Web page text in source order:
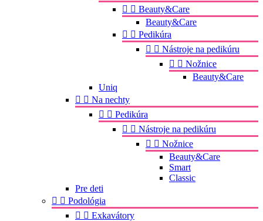
  Beauty&Care
Beauty&Care
  Pedikúra
  Nástroje na pedikúru
  Nožnice
Beauty&Care
Uniq
  Na nechty
  Pedikúra
  Nástroje na pedikúru
  Nožnice
Beauty&Care
Smart
Classic
Pre deti
  Podológia
  Exkavátory